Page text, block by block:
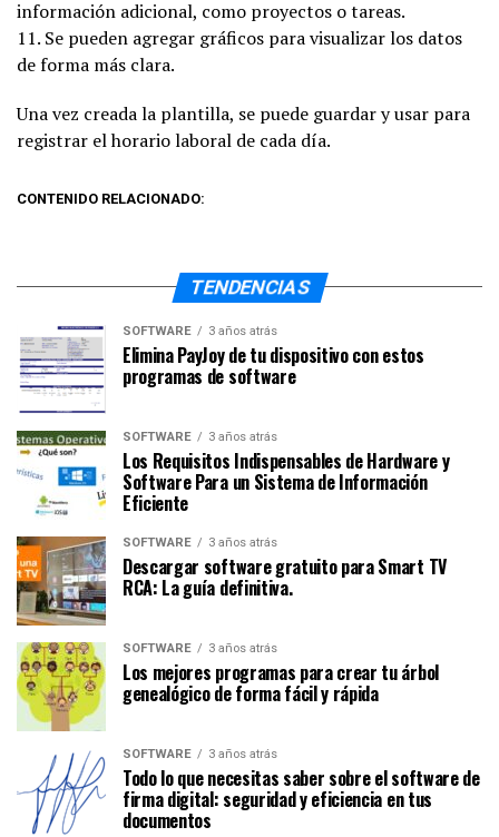
información adicional, como proyectos o tareas.
11. Se pueden agregar gráficos para visualizar los datos
de forma más clara.
Una vez creada la plantilla, se puede guardar y usar para
registrar el horario laboral de cada día.
CONTENIDO RELACIONADO:
TENDENCIAS
SOFTWARE 3 años atrás
Elimina PayJoy de tu dispositivo con estos
programas de software
SOFTWARE 3 años atrás
Los Requisitos Indispensables de Hardware y
Software Para un Sistema de Información
Eficiente
SOFTWARE 3 años atrás
Descargar software gratuito para Smart TV
RCA: La guía definitiva.
SOFTWARE 3 años atrás
Los mejores programas para crear tu árbol
genealógico de forma fácil y rápida
SOFTWARE 3 años atrás
Todo lo que necesitas saber sobre el software de
firma digital: seguridad y eficiencia en tus
documentos